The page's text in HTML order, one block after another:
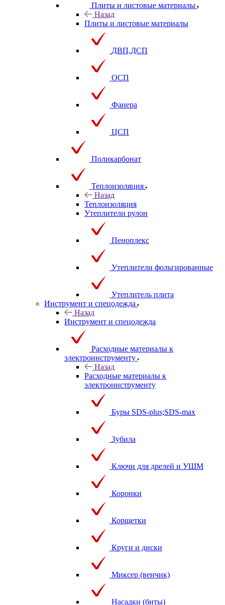
Плиты и листовые материалы
Назад
Плиты и листовые материалы
ДВП,ДСП
ОСП
Фанера
ЦСП
Поликарбонат
Теплоизоляция
Назад
Теплоизоляция
Утеплители рулон
Пеноплекс
Утеплители фольгированные
Утеплитель плита
Инструмент и спецодежда
Назад
Инструмент и спецодежда
Расходные материалы к
электроинструменту
Назад
Расходные материалы к
электроинструменту
Буры SDS-plus;SDS-max
Зубила
Ключи для дрелей и УШМ
Коронки
Корщетки
Круги и диски
Миксер (венчик)
Насадки (биты)